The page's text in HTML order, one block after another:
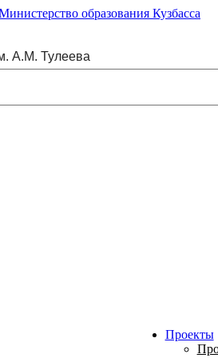
А.М. Тулеева
Проекты